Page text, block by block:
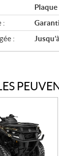
:
: